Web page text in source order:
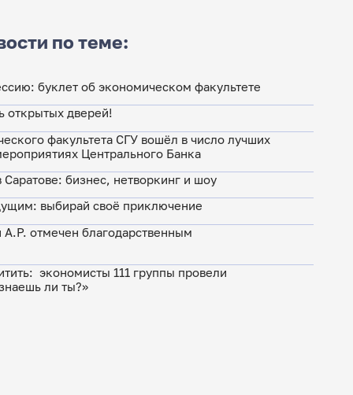
по теме:
буклет об экономическом факультете
открытых дверей!
факультета СГУ вошёл в число лучших
Центрального Банка
бизнес, нетворкинг и шоу
выбирай своё приключение
отмечен благодарственным
экономисты 111 группы провели
ли ты?»